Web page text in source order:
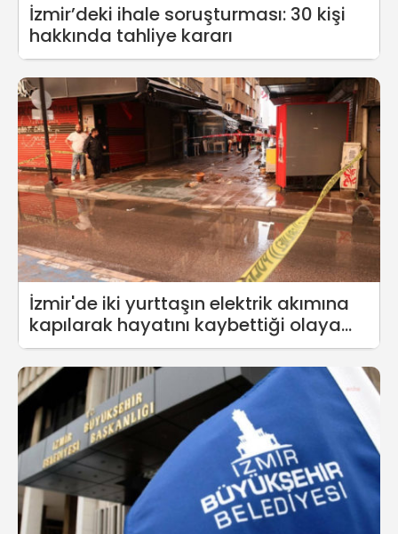
İzmir’deki ihale soruşturması: 30 kişi
hakkında tahliye kararı
İzmir'de iki yurttaşın elektrik akımına
kapılarak hayatını kaybettiği olaya
ilişkin davda ara karar çıktı